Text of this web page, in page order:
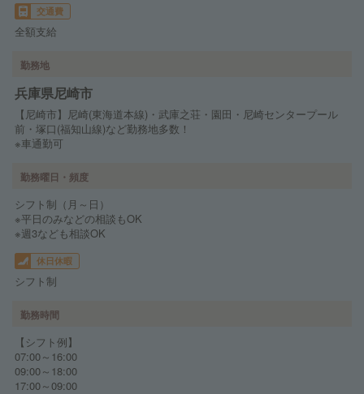
交通費
全額支給
勤務地
兵庫県尼崎市
【尼崎市】尼崎(東海道本線)・武庫之荘・園田・尼崎センタープール
前・塚口(福知山線)など勤務地多数！
※車通勤可
勤務曜日・頻度
シフト制（月～日）
※平日のみなどの相談もOK
※週3なども相談OK
休日休暇
シフト制
勤務時間
【シフト例】
07:00～16:00
09:00～18:00
17:00～09:00